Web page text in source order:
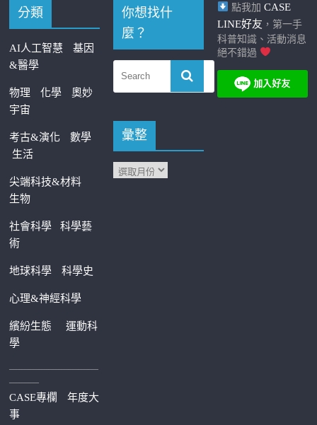
分類
AI人工智慧
基因
&醫學
物理 化學
奧妙
宇宙
考古&演化
數學
生活
尖端科技&材料
生物
社會科學科學藝
術
地球科學 科學史
心理&神經科學
繽紛生態運動科
學
—————————
———
CASE專欄
年度大
事
你想找什
麼？
彙整
點我加 CASE
LINE好友 ，第一手
科普知識、活動消息
絕不錯過